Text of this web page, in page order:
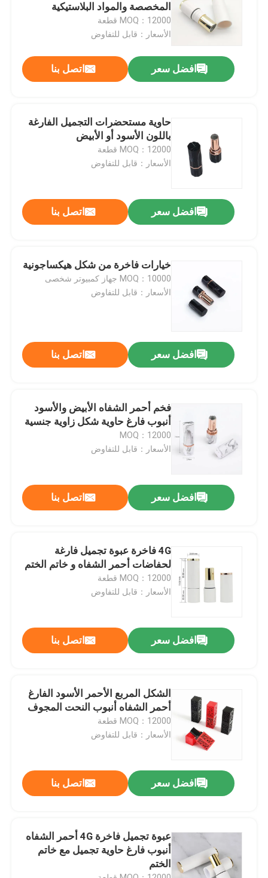
أشرطة فيديو
معلومات عنا
رقابة جودة
أخبار
حالات
مصغّر زناد مرشّ
المخصصة والمواد البلاستيكية
MOQ：12000 قطعة
الأسعار：قابل للتفاوض
افضل سعر اتصل بنا
حاوية مستحضرات التجميل الفارغة
باللون الأسود أو الأبيض
MOQ：12000 قطعة
الأسعار：قابل للتفاوض
افضل سعر اتصل بنا
خيارات فاخرة من شكل هيكساجونية
MOQ：10000 جهاز كمبيوتر شخصى
الأسعار：قابل للتفاوض
افضل سعر اتصل بنا
فخم أحمر الشفاه الأبيض والأسود
أنبوب فارغ حاوية شكل زاوية جنسية
MOQ：12000
الأسعار：قابل للتفاوض
افضل سعر اتصل بنا
4G فاخرة عبوة تجميل فارغة
لحفاضات أحمر الشفاه و خاتم الختم
MOQ：12000 قطعة
الأسعار：قابل للتفاوض
افضل سعر اتصل بنا
الشكل المربع الأحمر الأسود الفارغ
أحمر الشفاه أنبوب النحت المجوف
MOQ：12000 قطعة
الأسعار：قابل للتفاوض
افضل سعر اتصل بنا
عبوة تجميل فاخرة 4G أحمر الشفاه
أنبوب فارغ حاوية تجميل مع خاتم
الختم